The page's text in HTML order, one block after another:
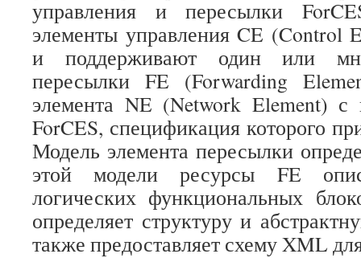
управления и пересылки
элементы управления CE (Control
и поддерживают один или
пересылки FE (Forwarding
элемента NE (Network Element)
ForCES, спецификация которого
Модель элемента пересылки
этой модели ресурсы FE
логических функциональных
определяет структуру и
также предоставляет схему XML